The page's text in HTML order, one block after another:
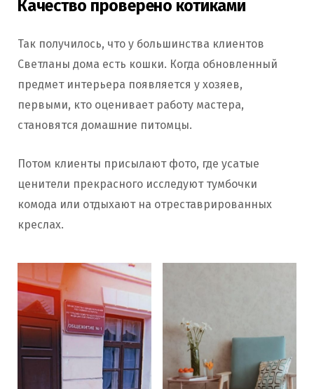
Качество проверено котиками
Так получилось, что у большинства клиентов
Светланы дома есть кошки. Когда обновленный
предмет интерьера появляется у хозяев,
первыми, кто оценивает работу мастера,
становятся домашние питомцы.
Потом клиенты присылают фото, где усатые
ценители прекрасного исследуют тумбочки
комода или отдыхают на отреставрированных
креслах.